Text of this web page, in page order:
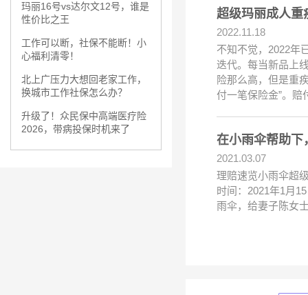
玛丽16号vs达尔文12号，谁是
性价比之王
工作可以断，社保不能断！小
心福利清零！
北上广压力大想回老家工作，
换城市工作社保怎么办？
升级了！众民保中高端医疗险
2026，带病投保时机来了
超级玛丽成人重
2022.11.18
不知不觉，2022年
迭代。每当新品上
险那么高，但是重
付一笔保险金”。赔
在小雨伞帮助下
2021.03.07
理赔速览小雨伞超
时间：2021年1月
雨伞，给妻子陈女